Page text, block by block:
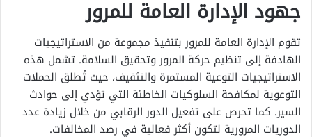
جهود الإدارة العامة للمرور
تقوم الإدارة العامة للمرور بتنفيذ مجموعة من الاستراتيجيات
الهادفة إلى تنظيم حركة المرور وتحقيق السلامة. تشمل هذه
الاستراتيجيات التوعية المستمرة والتثقيف، حيث تُطلق الحملات
التوعوية لمكافحة السلوكيات الخاطئة التي تؤدي إلى حوادث
السير. كما تحرص على تفعيل الدور الرقابي من خلال زيادة عدد
الدوريات المرورية لتكون أكثر فعالية في رصد المخالفات.